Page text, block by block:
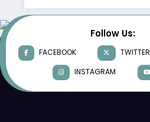
Follow Us:
FACEBOOK TWITTER
INSTAGRAM